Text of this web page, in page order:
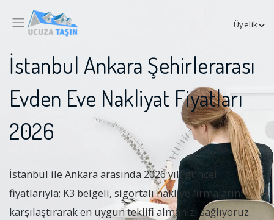
Üyelik
İstanbul Ankara Şehirlerarası
Evden Eve Nakliyat Fiyatları
2026
İstanbul ile Ankara arasında 2026 yılı güncel
fiyatlarıyla; K3 belgeli, sigortalı nakliye firmalarını
karşılaştırarak en uygun teklifi almanızı sağlıyoruz.